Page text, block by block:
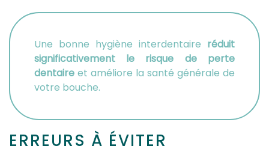
Une bonne hygiène interdentaire réduit
significativement le risque de perte
dentaire et améliore la santé générale de
votre bouche.
ERREURS À ÉVITER